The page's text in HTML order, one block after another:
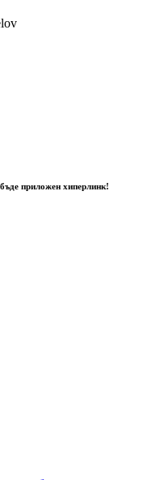
приложен хиперлинк!